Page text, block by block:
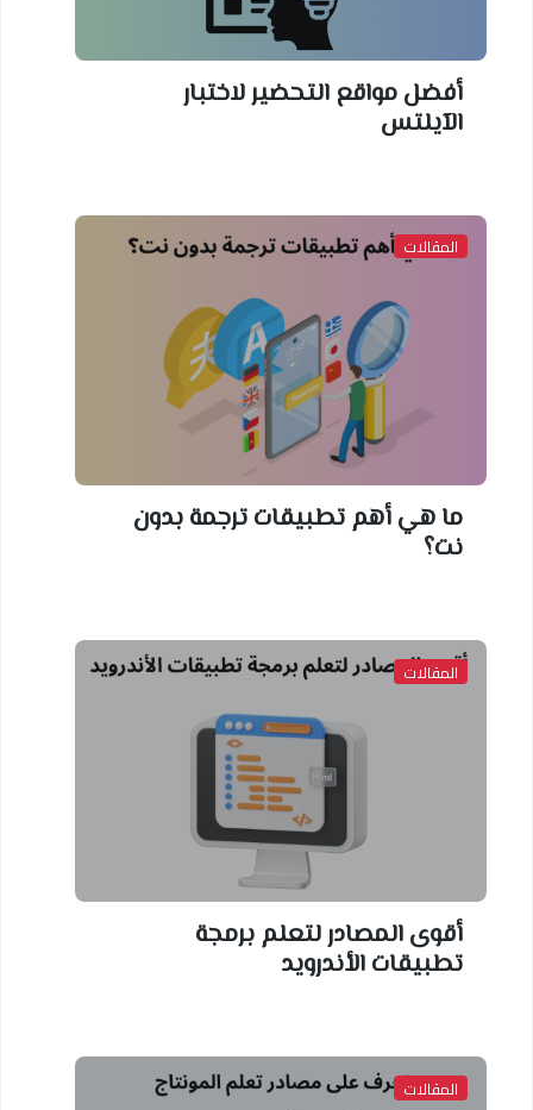
أفضل مواقع التحضير لاختبار
الآيلتس
المقالات
ما هي أهم تطبيقات ترجمة بدون
نت؟
المقالات
أقوى المصادر لتعلم برمجة
تطبيقات الأندرويد
المقالات